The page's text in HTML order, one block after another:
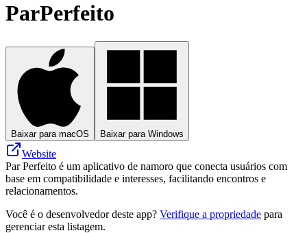
ParPerfeito
Baixar para macOS Baixar para Windows
Website
Par Perfeito é um aplicativo de namoro que conecta usuários com
base em compatibilidade e interesses, facilitando encontros e
relacionamentos.
Você é o desenvolvedor deste app? Verifique a propriedade para
gerenciar esta listagem.